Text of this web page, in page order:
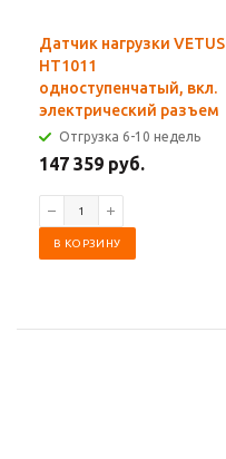
Датчик нагрузки VETUS
HT1011
одноступенчатый, вкл.
электрический разъем
Отгрузка 6-10 недель
147 359 руб.
В КОРЗИНУ